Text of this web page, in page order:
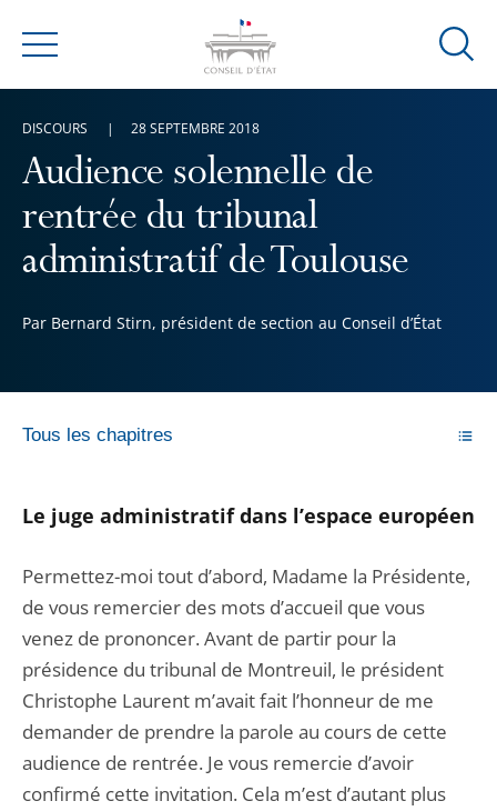
Menu
Ouvrir
Audience solennelle de
rentrée du tribunal
administratif de Toulouse
Par Bernard Stirn, président de section au Conseil d’État
DISCOURS 28 SEPTEMBRE 2018
Tous les chapitres
Le juge administratif dans l’espace européen
Permettez-moi tout d’abord, Madame la Présidente,
de vous remercier des mots d’accueil que vous
venez de prononcer. Avant de partir pour la
présidence du tribunal de Montreuil, le président
Christophe Laurent m’avait fait l’honneur de me
demander de prendre la parole au cours de cette
audience de rentrée. Je vous remercie d’avoir
confirmé cette invitation. Cela m’est d’autant plus